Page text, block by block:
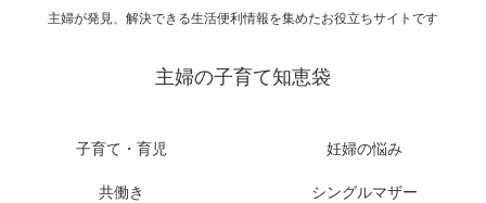
主婦が発見、解決できる生活便利情報を集めたお役立ちサイトです
主婦の子育て知恵袋
子育て・育児 妊婦の悩み
共働き シングルマザー